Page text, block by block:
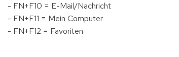
- FN+F10 = E-Mail/Nachricht
- FN+F11 = Mein Computer
- FN+F12 = Favoriten